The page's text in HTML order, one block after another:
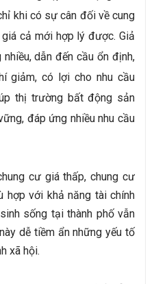
khi có sự cân đối về cung
cả mới hợp lý được. Giả
dẫn đến cầu ổn định,
giảm, có lợi cho nhu cầu
thị trường bất động sản
đáp ứng nhiều nhu cầu
cư giá thấp, chung cư
hợp với khả năng tài chính
sống tại thành phố vẫn
dễ tiềm ẩn những yếu tố
xã hội.